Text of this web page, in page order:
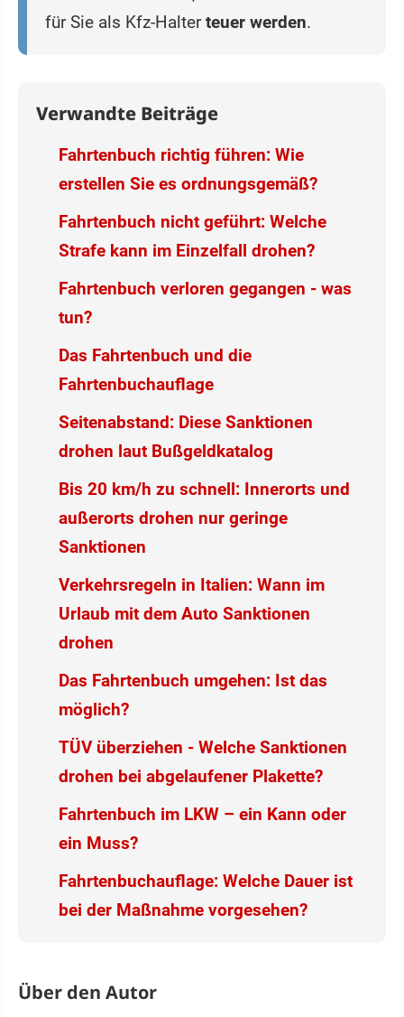
für Sie als Kfz-Halterteuer werden.
Verwandte Beiträge
Fahrtenbuch richtig führen: Wie
erstellen Sie es ordnungsgemäß?
Fahrtenbuch nicht geführt: Welche
Strafe kann im Einzelfall drohen?
Fahrtenbuch verloren gegangen - was
tun?
Das Fahrtenbuch und die
Fahrtenbuchauflage
Seitenabstand: Diese Sanktionen
drohen laut Bußgeldkatalog
Bis 20 km/h zu schnell: Innerorts und
außerorts drohen nur geringe
Sanktionen
Verkehrsregeln in Italien: Wann im
Urlaub mit dem Auto Sanktionen
drohen
Das Fahrtenbuch umgehen: Ist das
möglich?
TÜV überziehen - Welche Sanktionen
drohen bei abgelaufener Plakette?
Fahrtenbuch im LKW – ein Kann oder
ein Muss?
Fahrtenbuchauflage: Welche Dauer ist
bei der Maßnahme vorgesehen?
Über den Autor